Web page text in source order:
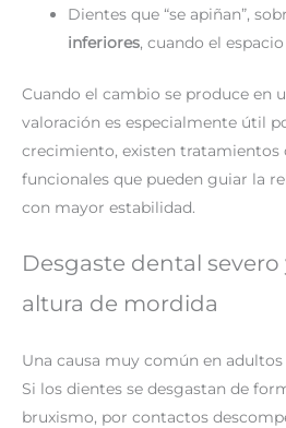
Dientes que “se apiñan”,
inferiores, cuando el
Cuando el cambio se produce en
valoración es especialmente útil
crecimiento, existen tratamientos
funcionales que pueden guiar la
con mayor estabilidad.
Desgaste dental
altura de mordida
Una causa muy común en adultos
Si los dientes se desgastan de
bruxismo, por contactos